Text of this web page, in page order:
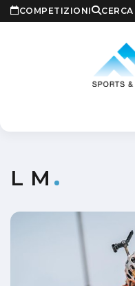
COMPETIZIONI CERCA
L M